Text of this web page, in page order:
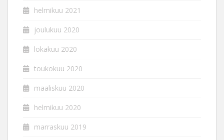
helmikuu 2021
joulukuu 2020
lokakuu 2020
toukokuu 2020
maaliskuu 2020
helmikuu 2020
marraskuu 2019